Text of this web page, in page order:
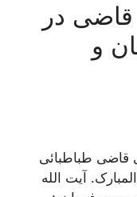
در
و
قاضی طباطبائی
آیت الله